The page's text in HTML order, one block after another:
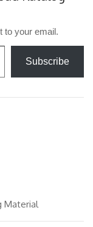
to your email.
Subscribe
Material